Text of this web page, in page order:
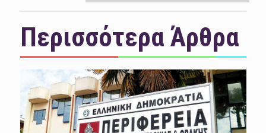
Περισσότερα Άρθρα